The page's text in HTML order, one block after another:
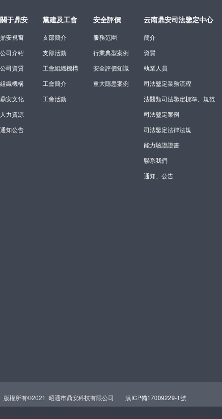
關于鼎安
鼎安視窗
公司介紹
公司資質
組織機構
鼎安文化
人力資源
通知公告
黨建及工會
支部簡介
支部活動
工會組織機構
工會簡介
工會活動
安全評價
服務范圍
行業典型案例
安全評價知識
重大隱患案例
云南鼎安司法鑒定中心
簡介
資質
執業人員
司法鑒定業務流程
法醫類司法鑒定標準、規范
司法鑒定案例
司法鑒定法律法規
能力驗證證書
聯系我們
通知、公告
版權所有©2021 昭通市鼎安科技有限公司 滇ICP備17009229-1號